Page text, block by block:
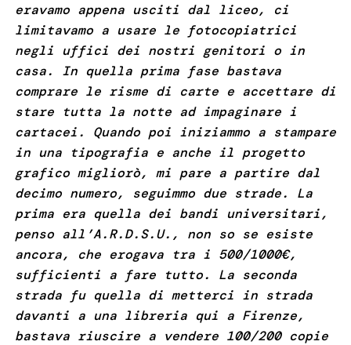
eravamo appena usciti dal liceo, ci
limitavamo a usare le fotocopiatrici
negli uffici dei nostri genitori o in
casa. In quella prima fase bastava
comprare le risme di carte e accettare di
stare tutta la notte ad impaginare i
cartacei. Quando poi iniziammo a stampare
in una tipografia e anche il progetto
grafico migliorò, mi pare a partire dal
decimo numero, seguimmo due strade. La
prima era quella dei bandi universitari,
penso all’A.R.D.S.U., non so se esiste
ancora, che erogava tra i 500/1000€,
sufficienti a fare tutto. La seconda
strada fu quella di metterci in strada
davanti a una libreria qui a Firenze,
bastava riuscire a vendere 100/200 copie